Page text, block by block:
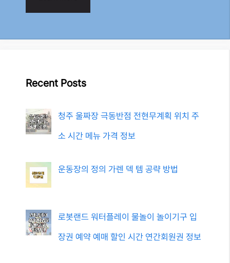
Recent Posts
청주 울짜장 극동반점 전현무계획 위치 주
소 시간 메뉴 가격 정보
운동장의 정의 가렌 덱 템 공략 방법
로봇랜드 워터플레이 물놀이 놀이기구 입
장권 예약 예매 할인 시간 연간회원권 정보